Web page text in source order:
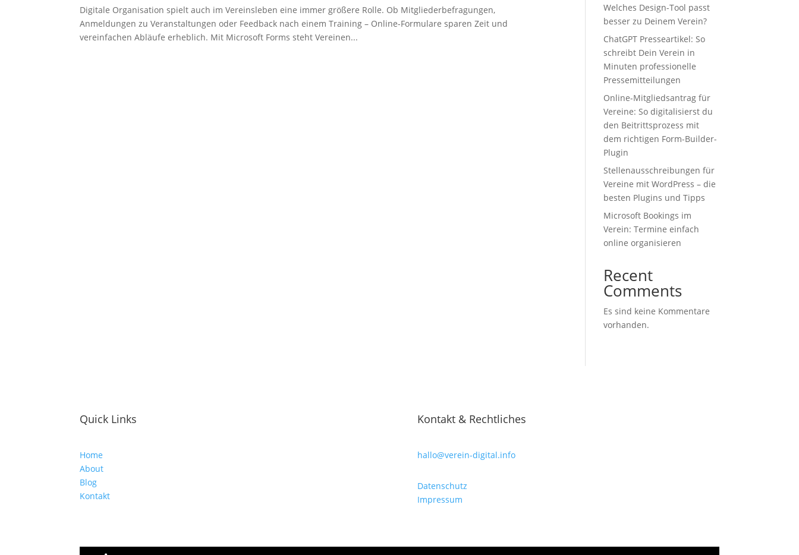
Digitale Organisation spielt auch im Vereinsleben eine immer größere Rolle. Ob Mitgliederbefragungen,
Anmeldungen zu Veranstaltungen oder Feedback nach einem Training – Online-Formulare sparen Zeit und
vereinfachen Abläufe erheblich. Mit Microsoft Forms steht Vereinen...
Welches Design-Tool passt
besser zu Deinem Verein?
ChatGPT Presseartikel: So
schreibt Dein Verein in
Minuten professionelle
Pressemitteilungen
Online-Mitgliedsantrag für
Vereine: So digitalisierst du
den Beitrittsprozess mit
dem richtigen Form-Builder-
Plugin
Stellenausschreibungen für
Vereine mit WordPress – die
besten Plugins und Tipps
Microsoft Bookings im
Verein: Termine einfach
online organisieren
Recent
Comments
Es sind keine Kommentare
vorhanden.
Quick Links
Home
About
Blog
Kontakt
Kontakt & Rechtliches
hallo@verein-digital.info
Datenschutz
Impressum